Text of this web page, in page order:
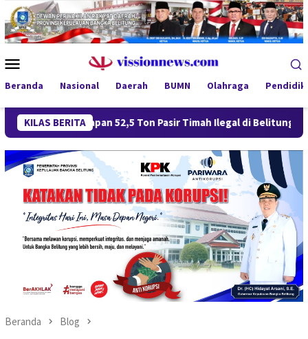
Loncat
ke
konten
Mobile
Beranda Nasional Daerah BUMN Olahraga
KILAS BERITA
52,5 Ton Pasir Timah Ilegal di Belitung Berlanjut, Empat
Beranda Blog